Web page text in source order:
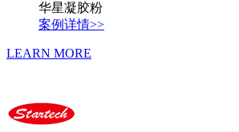
华星凝胶粉
案例详情>>
LEARN MORE